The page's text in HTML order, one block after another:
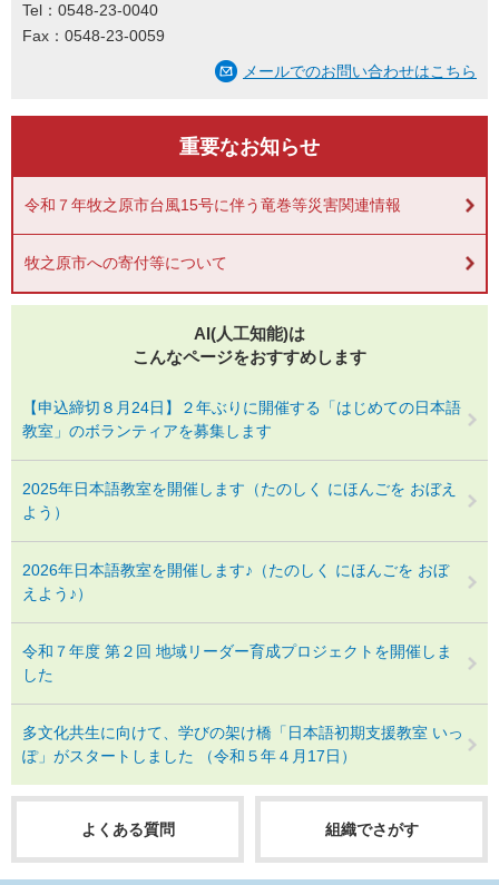
Tel：0548-23-0040
Fax：0548-23-0059
メールでのお問い合わせはこちら
重要なお知らせ
令和７年牧之原市台風15号に伴う竜巻等災害関連情報
牧之原市への寄付等について
AI(人工知能)は
こんなページをおすすめします
【申込締切８月24日】２年ぶりに開催する「はじめての日本語
教室」のボランティアを募集します
2025年日本語教室を開催します（たのしく にほんごを おぼえ
よう）
2026年日本語教室を開催します♪（たのしく にほんごを おぼ
えよう♪）
令和７年度 第２回 地域リーダー育成プロジェクトを開催しま
した
多文化共生に向けて、学びの架け橋「日本語初期支援教室 いっ
ぽ」がスタートしました （令和５年４月17日）
よくある質問 組織でさがす